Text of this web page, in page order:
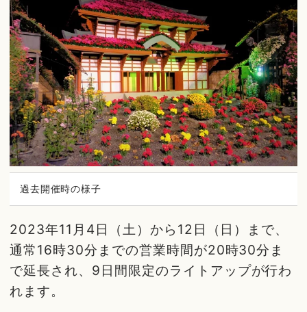
過去開催時の様子
2023年11月4日（土）から12日（日）まで、
通常16時30分までの営業時間が20時30分ま
で延長され、9日間限定のライトアップが行わ
れます。